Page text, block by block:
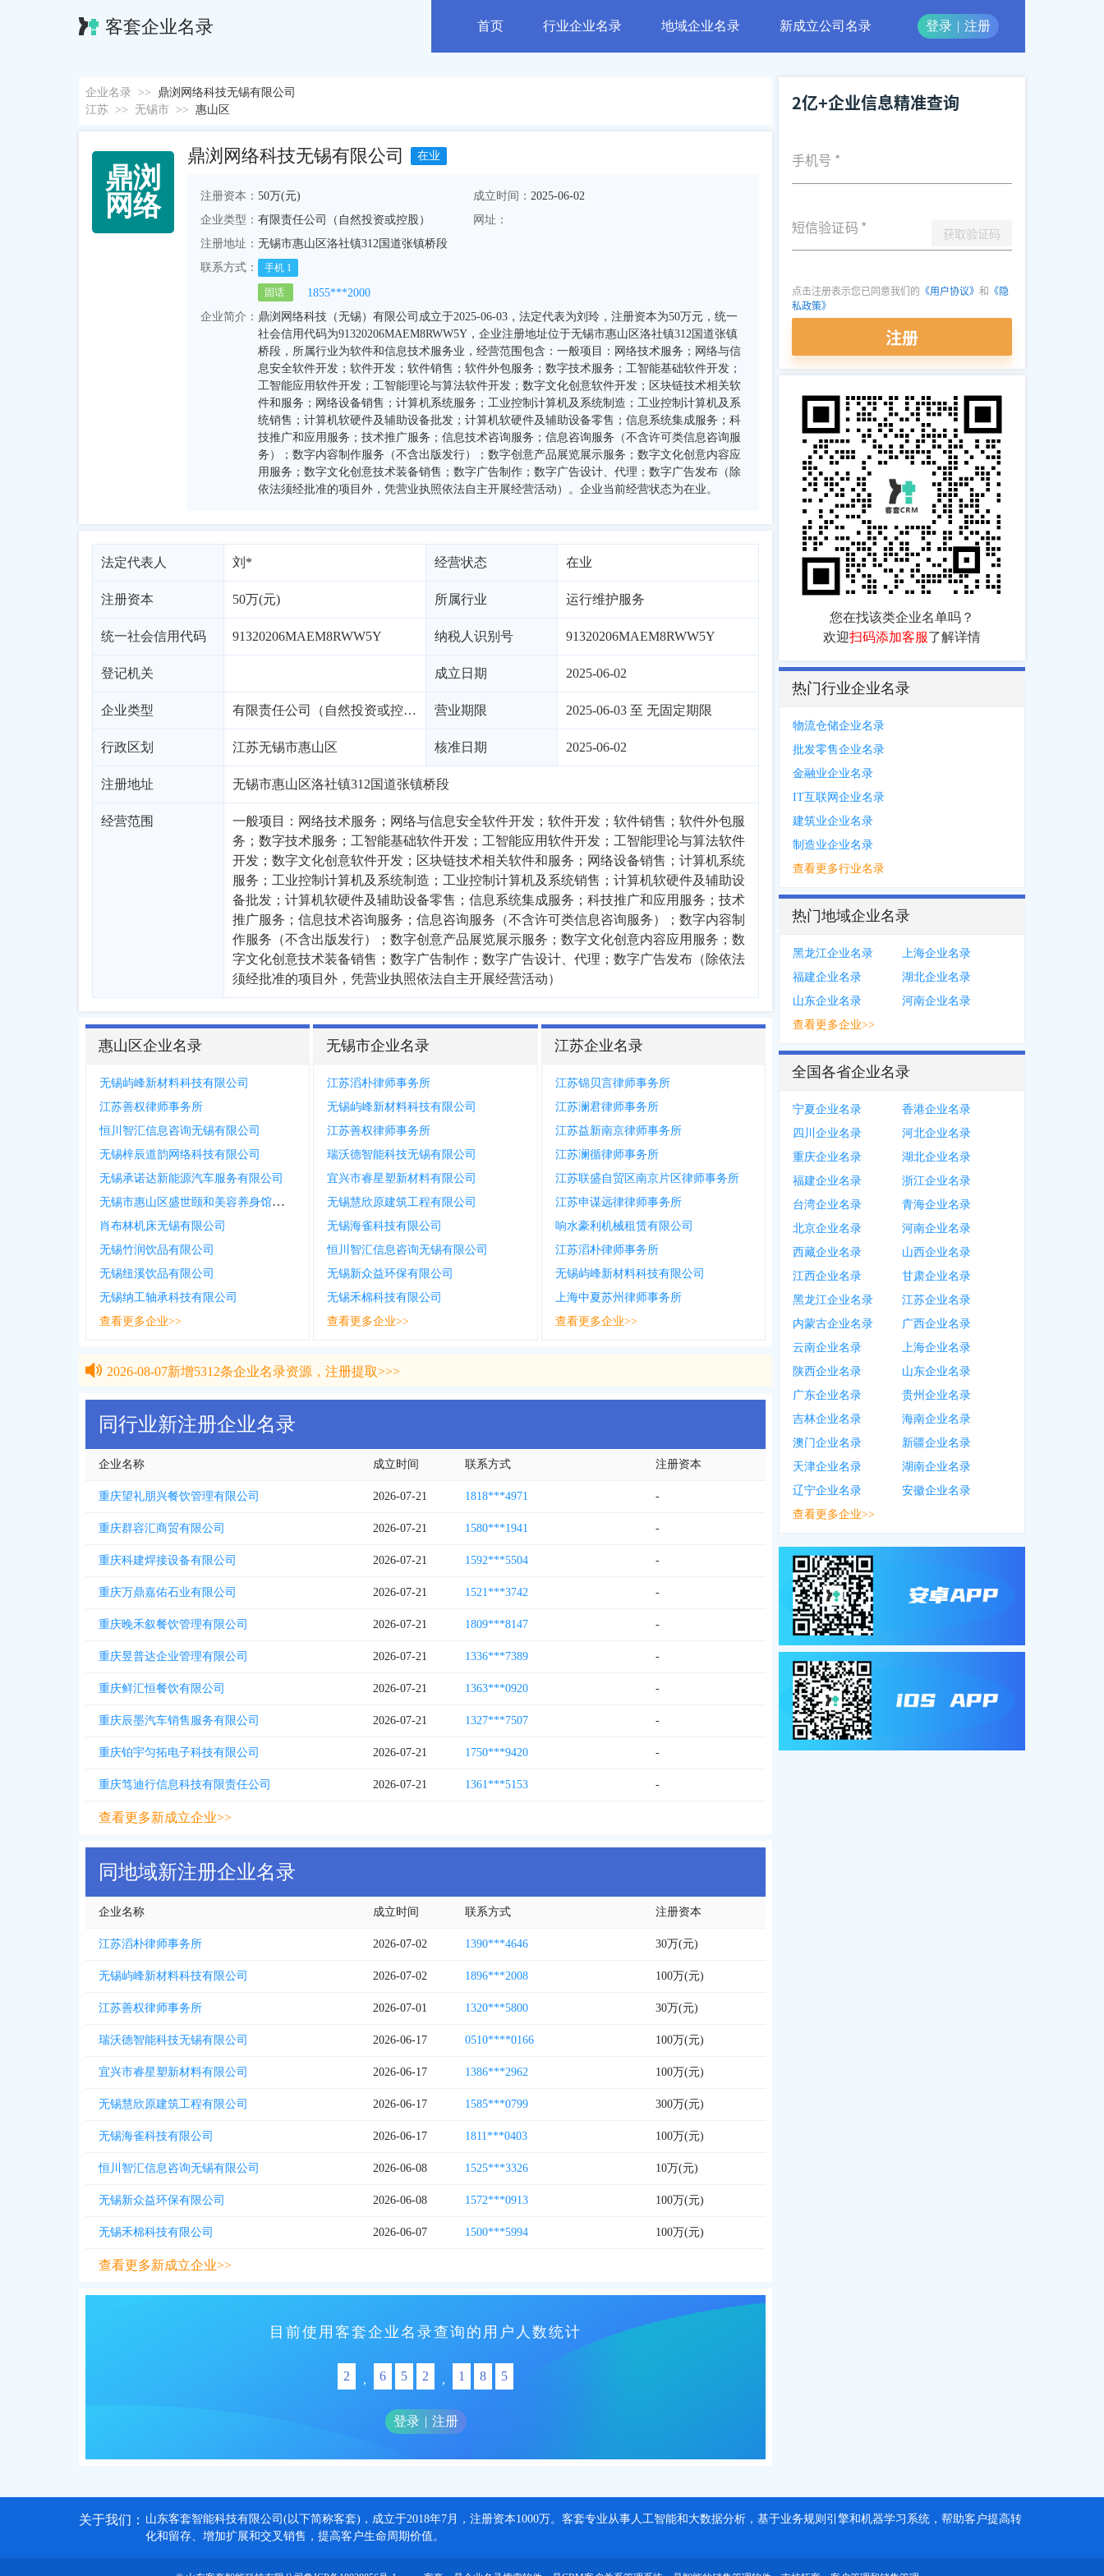
客套企业名录 首页 行业企业名录 地域企业名录 新成立公司名录 登录 | 注册
企业名录 >>
鼎浏网络科技无锡有限公司
江苏 >> 无锡市 >> 惠山区
鼎浏
网络
鼎浏网络科技无锡有限公司 在业
注册资本： 50万(元) 成立时间： 2025-06-02
企业类型： 有限责任公司（自然投资或控股）
网址：
注册地址： 无锡市惠山区洛社镇312国道张镇桥段
联系方式：
手机 1
固话
1855***2000
企业简介： 鼎浏网络科技（无锡）有限公司成立于2025-06-03，法定代表为刘玲，注册资本为50万元，统一
社会信用代码为91320206MAEM8RWW5Y，企业注册地址位于无锡市惠山区洛社镇312国道张镇
桥段，所属行业为软件和信息技术服务业，经营范围包含：一般项目：网络技术服务；网络与信
息安全软件开发；软件开发；软件销售；软件外包服务；数字技术服务；工智能基础软件开发；
工智能应用软件开发；工智能理论与算法软件开发；数字文化创意软件开发；区块链技术相关软
件和服务；网络设备销售；计算机系统服务；工业控制计算机及系统制造；工业控制计算机及系
统销售；计算机软硬件及辅助设备批发；计算机软硬件及辅助设备零售；信息系统集成服务；科
技推广和应用服务；技术推广服务；信息技术咨询服务；信息咨询服务（不含许可类信息咨询服
务）；数字内容制作服务（不含出版发行）；数字创意产品展览展示服务；数字文化创意内容应
用服务；数字文化创意技术装备销售；数字广告制作；数字广告设计、代理；数字广告发布（除
依法须经批准的项目外，凭营业执照依法自主开展经营活动）。企业当前经营状态为在业。
法定代表人 刘* 经营状态 在业
注册资本 50万(元) 所属行业 运行维护服务
统一社会信用代码 91320206MAEM8RWW5Y 纳税人识别号 91320206MAEM8RWW5Y
登记机关 成立日期 2025-06-02
企业类型 有限责任公司（自然投资或控股） 营业期限 2025-06-03 至 无固定期限
行政区划 江苏无锡市惠山区 核准日期 2025-06-02
注册地址 无锡市惠山区洛社镇312国道张镇桥段
经营范围
一般项目：网络技术服务；网络与信息安全软件开发；软件开发；软件销售；软件外包服
务；数字技术服务；工智能基础软件开发；工智能应用软件开发；工智能理论与算法软件
开发；数字文化创意软件开发；区块链技术相关软件和服务；网络设备销售；计算机系统
服务；工业控制计算机及系统制造；工业控制计算机及系统销售；计算机软硬件及辅助设
备批发；计算机软硬件及辅助设备零售；信息系统集成服务；科技推广和应用服务；技术
推广服务；信息技术咨询服务；信息咨询服务（不含许可类信息咨询服务）；数字内容制
作服务（不含出版发行）；数字创意产品展览展示服务；数字文化创意内容应用服务；数
字文化创意技术装备销售；数字广告制作；数字广告设计、代理；数字广告发布（除依法
须经批准的项目外，凭营业执照依法自主开展经营活动）
惠山区企业名录
无锡屿峰新材料科技有限公司
江苏善权律师事务所
恒川智汇信息咨询无锡有限公司
无锡梓辰道韵网络科技有限公司
无锡承诺达新能源汽车服务有限公司
无锡市惠山区盛世颐和美容养身馆个体工商户
肖布林机床无锡有限公司
无锡竹润饮品有限公司
无锡纽溪饮品有限公司
无锡纳工轴承科技有限公司
查看更多企业>>
无锡市企业名录
江苏滔朴律师事务所
无锡屿峰新材料科技有限公司
江苏善权律师事务所
瑞沃德智能科技无锡有限公司
宜兴市睿星塑新材料有限公司
无锡慧欣原建筑工程有限公司
无锡海雀科技有限公司
恒川智汇信息咨询无锡有限公司
无锡新众益环保有限公司
无锡禾棉科技有限公司
查看更多企业>>
江苏企业名录
江苏锦贝言律师事务所
江苏澜君律师事务所
江苏益新南京律师事务所
江苏澜循律师事务所
江苏联盛自贸区南京片区律师事务所
江苏申谋远律律师事务所
响水豪利机械租赁有限公司
江苏滔朴律师事务所
无锡屿峰新材料科技有限公司
上海中夏苏州律师事务所
查看更多企业>>
同行业新注册企业名录
企业名称 成立时间 联系方式 注册资本
重庆望礼朋兴餐饮管理有限公司 2026-07-21 1818***4971 -
重庆群容汇商贸有限公司 2026-07-21 1580***1941 -
重庆科建焊接设备有限公司 2026-07-21 1592***5504 -
重庆万鼎嘉佑石业有限公司 2026-07-21 1521***3742 -
重庆晚禾叙餐饮管理有限公司 2026-07-21 1809***8147 -
重庆昱普达企业管理有限公司 2026-07-21 1336***7389 -
重庆鲜汇恒餐饮有限公司 2026-07-21 1363***0920 -
重庆辰墨汽车销售服务有限公司 2026-07-21 1327***7507 -
重庆铂宇匀拓电子科技有限公司 2026-07-21 1750***9420 -
重庆笃迪行信息科技有限责任公司 2026-07-21 1361***5153 -
查看更多新成立企业>>
同地域新注册企业名录
企业名称 成立时间 联系方式 注册资本
江苏滔朴律师事务所 2026-07-02 1390***4646 30万(元)
无锡屿峰新材料科技有限公司 2026-07-02 1896***2008 100万(元)
江苏善权律师事务所 2026-07-01 1320***5800 30万(元)
瑞沃德智能科技无锡有限公司 2026-06-17 0510****0166 100万(元)
宜兴市睿星塑新材料有限公司 2026-06-17 1386***2962 100万(元)
无锡慧欣原建筑工程有限公司 2026-06-17 1585***0799 300万(元)
无锡海雀科技有限公司 2026-06-17 1811***0403 100万(元)
恒川智汇信息咨询无锡有限公司 2026-06-08 1525***3326 10万(元)
无锡新众益环保有限公司 2026-06-08 1572***0913 100万(元)
无锡禾棉科技有限公司 2026-06-07 1500***5994 100万(元)
查看更多新成立企业>>
目前使用客套企业名录查询的用户人数统计
2 , 6 5 2 , 1 8 5
登录 | 注册
2亿+企业信息精准查询
手机号 *
短信验证码 * 获取验证码
点击注册表示您已同意我们的 《用户协议》 和 《隐
私政策》
注册
您在找该类企业名单吗？
欢迎扫码添加客服了解详情
热门行业企业名录
物流仓储企业名录
批发零售企业名录
金融业企业名录
IT互联网企业名录
建筑业企业名录
制造业企业名录
查看更多行业名录
热门地域企业名录
黑龙江企业名录
上海企业名录
福建企业名录
湖北企业名录
山东企业名录
河南企业名录
查看更多企业>>
全国各省企业名录
宁夏企业名录
香港企业名录
四川企业名录
河北企业名录
重庆企业名录
湖北企业名录
福建企业名录
浙江企业名录
台湾企业名录
青海企业名录
北京企业名录
河南企业名录
西藏企业名录
山西企业名录
江西企业名录
甘肃企业名录
黑龙江企业名录
江苏企业名录
内蒙古企业名录
广西企业名录
云南企业名录
上海企业名录
陕西企业名录
山东企业名录
广东企业名录
贵州企业名录
吉林企业名录
海南企业名录
澳门企业名录
新疆企业名录
天津企业名录
湖南企业名录
辽宁企业名录
安徽企业名录
查看更多企业>>
关于我们： 山东客套智能科技有限公司(以下简称客套)，成立于2018年7月，注册资本1000万。客套专业从事人工智能和大数据分析，基于业务规则引擎和机器学习系统，帮助客户提高转
化和留存、增加扩展和交叉销售，提高客户生命周期价值。